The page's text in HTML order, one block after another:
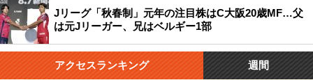
Jリーグ「秋春制」元年の注目株はC大阪20歳MF…父
は元Jリーガー、兄はベルギー1部
アクセスランキング 週間